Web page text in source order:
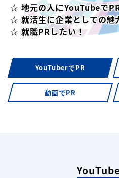
☆ 地元の人にYouTubeで
☆ 就活生に企業としての魅
☆ 就職PRしたい！
YouTuberでPR
動画でPR